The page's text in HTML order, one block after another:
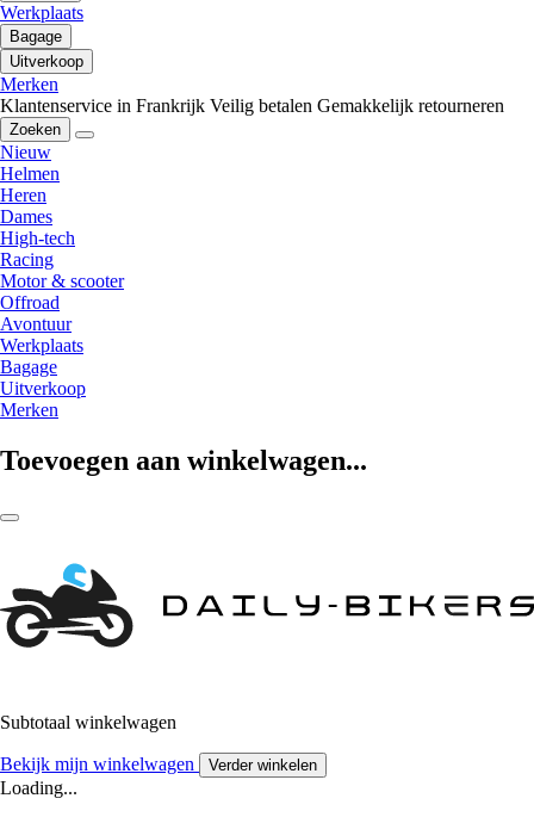
Werkplaats
Bagage
Uitverkoop
Merken
Klantenservice in Frankrijk Veilig betalen Gemakkelijk retourneren
Zoeken
Nieuw
Helmen
Heren
Dames
High-tech
Racing
Motor & scooter
Offroad
Avontuur
Werkplaats
Bagage
Uitverkoop
Merken
Toevoegen aan winkelwagen...
Subtotaal winkelwagen
Bekijk mijn winkelwagen Verder winkelen
Loading...